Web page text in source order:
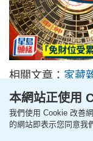
相關文章：家藏
清理 「免財位受
本網站正使用
我們使用 Cookie 改善
的網站即表示您同意我